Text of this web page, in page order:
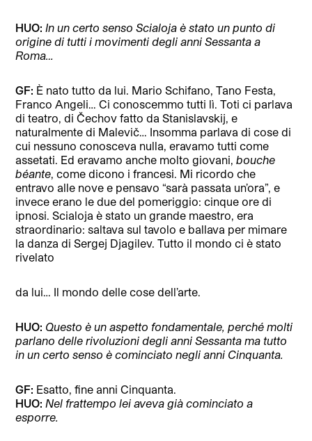
HUO: In un certo senso Scialoja è stato un punto di
origine di tutti i movimenti degli anni Sessanta a
Roma…
GF: È nato tutto da lui. Mario Schifano, Tano Festa,
Franco Angeli… Ci conoscemmo tutti lì. Toti ci parlava
di teatro, di Čechov fatto da Stanislavskij, e
naturalmente di Malevič… Insomma parlava di cose di
cui nessuno conosceva nulla, eravamo tutti come
assetati. Ed eravamo anche molto giovani,bouche
béante , come dicono i francesi. Mi ricordo che
entravo alle nove e pensavo “sarà passata un’ora”, e
invece erano le due del pomeriggio: cinque ore di
ipnosi. Scialoja è stato un grande maestro, era
straordinario: saltava sul tavolo e ballava per mimare
la danza di Sergej Djagilev. Tutto il mondo ci è stato
rivelato
da lui… Il mondo delle cose dell’arte.
HUO: Questo è un aspetto fondamentale, perché molti
parlano delle rivoluzioni degli anni Sessanta ma tutto
in un certo senso è cominciato negli anni Cinquanta.
GF: Esatto, fine anni Cinquanta.
HUO: Nel frattempo lei aveva già cominciato a
esporre.